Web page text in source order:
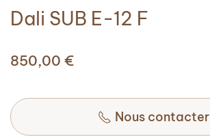
Dali SUB E-12 F
850,00 €
Nous contacter